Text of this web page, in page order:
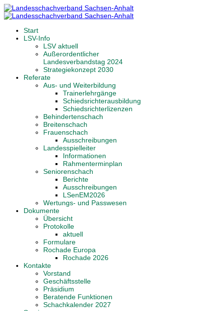
Start
LSV-Info
LSV aktuell
Außerordentlicher
Landesverbandstag 2024
Strategiekonzept 2030
Referate
Aus- und Weiterbildung
Trainerlehrgänge
Schiedsrichterausbildung
Schiedsrichterlizenzen
Behindertenschach
Breitenschach
Frauenschach
Ausschreibungen
Landesspielleiter
Informationen
Rahmenterminplan
Seniorenschach
Berichte
Ausschreibungen
LSenEM2026
Wertungs- und Passwesen
Dokumente
Übersicht
Protokolle
aktuell
Formulare
Rochade Europa
Rochade 2026
Kontakte
Vorstand
Geschäftsstelle
Präsidium
Beratende Funktionen
Schachkalender 2027